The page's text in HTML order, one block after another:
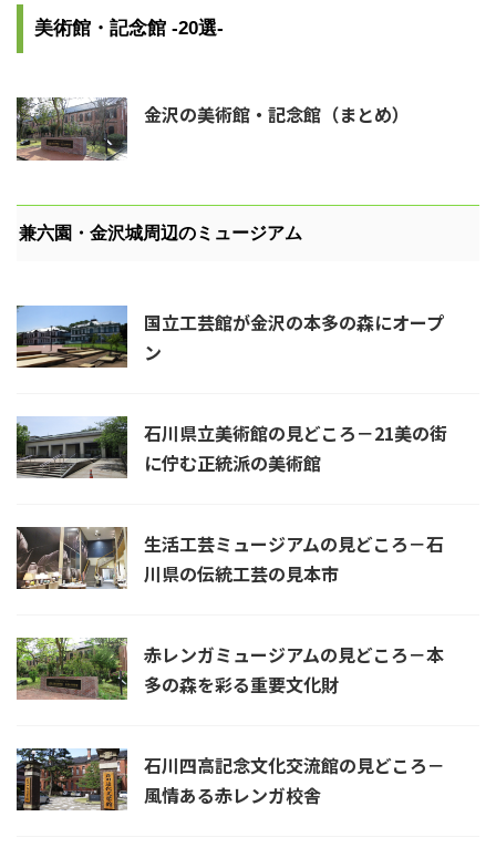
美術館・記念館 -20選-
金沢の美術館・記念館（まとめ）
兼六園・金沢城周辺のミュージアム
国立工芸館が金沢の本多の森にオープ
ン
石川県立美術館の見どころ－21美の街
に佇む正統派の美術館
生活工芸ミュージアムの見どころ－石
川県の伝統工芸の見本市
赤レンガミュージアムの見どころ－本
多の森を彩る重要文化財
石川四高記念文化交流館の見どころ－
風情ある赤レンガ校舎